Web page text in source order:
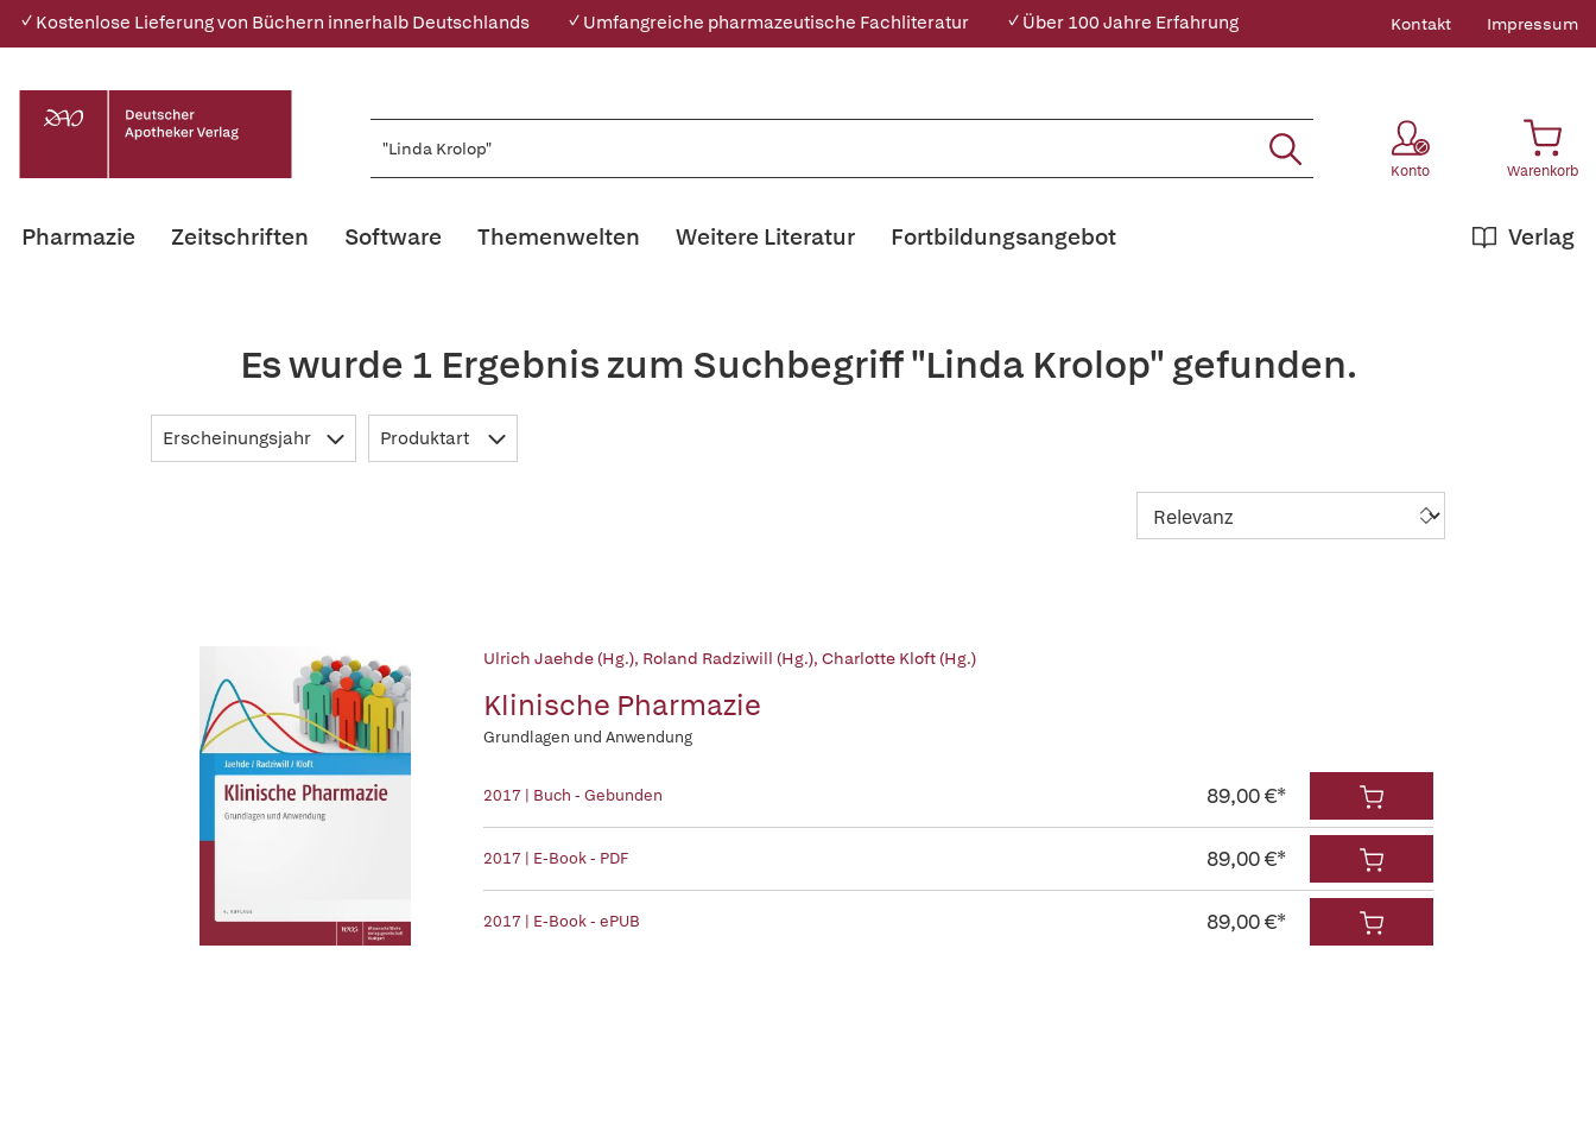
✓ Kostenlose Lieferung von Büchern innerhalb Deutschlands ✓ Umfangreiche pharmazeutische Fachliteratur ✓ Über 100 Jahre Erfahrung Kontakt Impressum
Konto Warenkorb
Pharmazie Zeitschriften Software Themenwelten Weitere Literatur Verlag
Fortbildungsangebot
Es wurde 1 Ergebnis zum Suchbegriff "Linda Krolop" gefunden.
Erscheinungsjahr Produktart
Ulrich Jaehde (Hg.), Roland Radziwill (Hg.), Charlotte Kloft (Hg.)
Klinische Pharmazie
Grundlagen und Anwendung
2017 | Buch - Gebunden 89,00 €*
2017 | E-Book - PDF 89,00 €*
2017 | E-Book - ePUB 89,00 €*